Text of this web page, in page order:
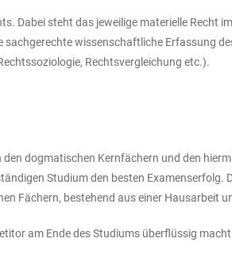
Dabei steht das jeweilige materielle Recht
sachgerechte wissenschaftliche Erfassung
Rechtsvergleichung etc.).
dogmatischen Kernfächern und den
Studium den besten Examenserfolg.
Fächern, bestehend aus einer Hausarbeit
am Ende des Studiums überflüssig macht.